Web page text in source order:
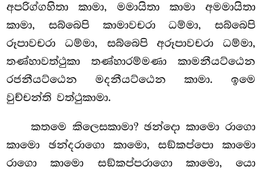
අපරිග්ගහිතා කාමා, මමායිතා කාමා අමමායිතා
කාමා, සබ්බෙපි කාමාවචරා ධම්මා, සබ්බෙපි
රූපාවචරා ධම්මා, සබ්බෙපි අරූපාවචරා ධම්මා,
තණ්හාවත්ථුකා තණ්හාරම්මණා කාමනීයට්ඨෙන
රජනීයට්ඨෙන මදනීයට්ඨෙන කාමා. ඉමෙ
වුච්චන්ති වත්ථුකාමා.
කතමෙ කිලෙසකාමා? ඡන්දො කාමො රාගො
කාමො ඡන්දරාගො කාමො, සඞ්කප්පො කාමො
රාගො කාමො සඞ්කප්පරාගො කාමො, යො